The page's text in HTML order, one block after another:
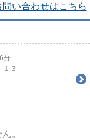
い合わせはこちら
分
１３
。